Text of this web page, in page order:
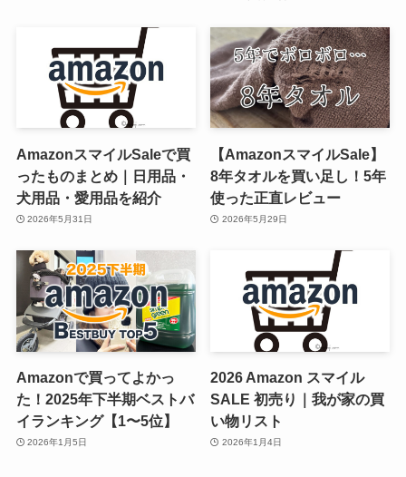
AmazonスマイルSaleで買
ったものまとめ｜日用品・
犬用品・愛用品を紹介
2026年5月31日
【AmazonスマイルSale】
8年タオルを買い足し！5年
使った正直レビュー
2026年5月29日
Amazonで買ってよかっ
た！2025年下半期ベストバ
イランキング【1〜5位】
2026年1月5日
2026 Amazon スマイル
SALE 初売り｜我が家の買
い物リスト
2026年1月4日